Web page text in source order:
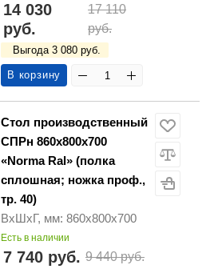
14 030
руб.
17 110
руб.
Выгода 3 080 руб.
В корзину
Стол производственный
СПРн 860х800х700
«Norma Ral» (полка
сплошная; ножка проф.,
тр. 40)
ВхШхГ, мм: 860х800х700
Есть в наличии
7 740 руб. 9 440 руб.